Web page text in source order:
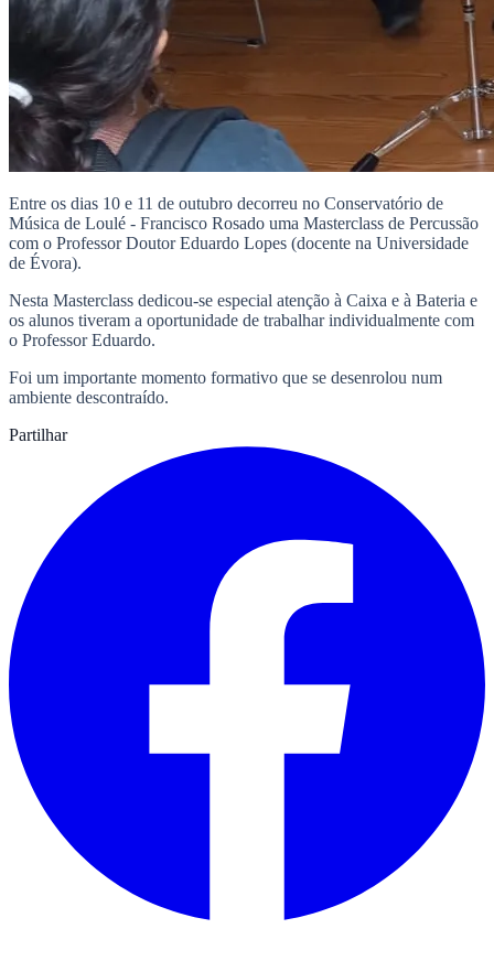
Entre os dias 10 e 11 de outubro decorreu no Conservatório de
Música de Loulé - Francisco Rosado uma Masterclass de Percussão
com o Professor Doutor Eduardo Lopes (docente na Universidade
de Évora).
Nesta Masterclass dedicou-se especial atenção à Caixa e à Bateria e
os alunos tiveram a oportunidade de trabalhar individualmente com
o Professor Eduardo.
Foi um importante momento formativo que se desenrolou num
ambiente descontraído.
Partilhar